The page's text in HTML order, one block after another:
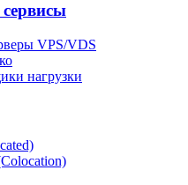
VPS/VDS
нагрузки